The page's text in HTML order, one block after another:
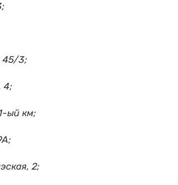
45/3;
4;
ый км;
2;